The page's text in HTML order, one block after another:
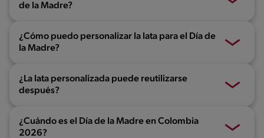
de la Madre?
¿Cómo puedo personalizar la lata para el Día de
la Madre?
¿La lata personalizada puede reutilizarse
después?
¿Cuándo es el Día de la Madre en Colombia
2026?